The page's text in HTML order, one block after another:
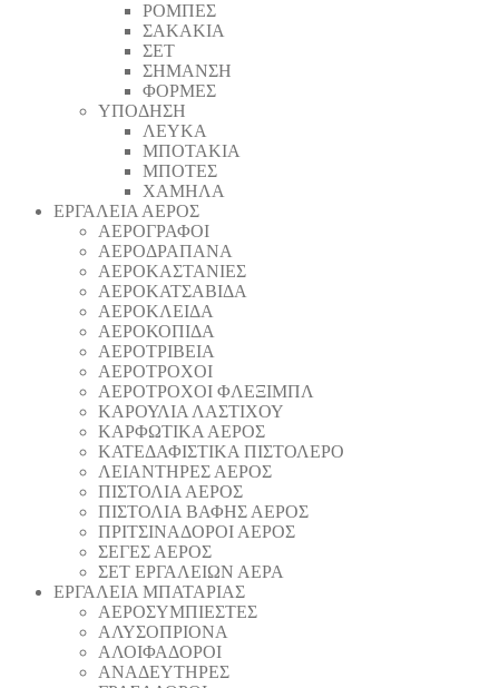
ΡΟΜΠΕΣ
ΣΑΚΑΚΙΑ
ΣΕΤ
ΣΗΜΑΝΣΗ
ΦΟΡΜΕΣ
ΥΠΟΔΗΣΗ
ΛΕΥΚΑ
ΜΠΟΤΑΚΙΑ
ΜΠΟΤΕΣ
ΧΑΜΗΛΑ
ΕΡΓΑΛΕΙΑ ΑΕΡΟΣ
ΑΕΡΟΓΡΑΦΟΙ
ΑΕΡΟΔΡΑΠΑΝA
ΑΕΡΟΚΑΣΤΑΝΙΕΣ
ΑΕΡΟΚΑΤΣΑΒΙΔΑ
ΑΕΡΟΚΛΕΙΔΑ
ΑΕΡΟΚΟΠΙΔΑ
ΑΕΡΟΤΡΙΒΕΙΑ
ΑΕΡΟΤΡΟΧΟΙ
ΑΕΡΟΤΡΟΧΟΙ ΦΛΕΞΙΜΠΛ
ΚΑΡΟΥΛΙΑ ΛΑΣΤΙΧΟΥ
ΚΑΡΦΩΤΙΚΑ ΑΕΡΟΣ
ΚΑΤΕΔΑΦΙΣΤΙΚΑ ΠΙΣΤΟΛΕΡΟ
ΛΕΙΑΝΤΗΡΕΣ ΑΕΡΟΣ
ΠΙΣΤΟΛΙΑ ΑΕΡΟΣ
ΠΙΣΤΟΛΙΑ ΒΑΦΗΣ ΑΕΡΟΣ
ΠΡΙΤΣΙΝΑΔΟΡΟΙ ΑΕΡΟΣ
ΣΕΓΕΣ ΑΕΡΟΣ
ΣΕΤ ΕΡΓΑΛΕΙΩΝ ΑΕΡΑ
ΕΡΓΑΛΕΙΑ ΜΠΑΤΑΡΙΑΣ
AEΡΟΣΥΜΠΙΕΣΤΕΣ
AΛΥΣΟΠΡΙΟΝΑ
ΑΛΟΙΦΑΔOΡΟI
ΑΝΑΔΕΥΤΗΡΕΣ